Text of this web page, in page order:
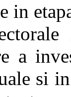
in
a
si